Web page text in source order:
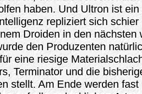
haben. Und Ultron ist
repliziert sich
Droiden in den nächsten
den Produzenten
eine riesige
Terminator und die
stellt. Am Ende werden